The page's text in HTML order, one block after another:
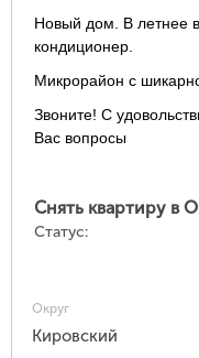
Новый дом. В летнее
кондиционер.
Микрорайон с
Звоните! С
Вас вопросы
Снять квартиру в
Статус:
Округ
Кировский